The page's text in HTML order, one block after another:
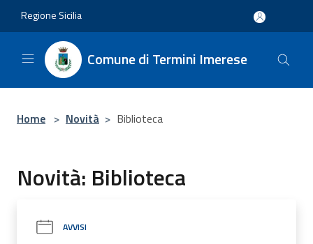
Regione Sicilia
Comune di Termini Imerese
Home > Novità > Biblioteca
Novità: Biblioteca
AVVISI